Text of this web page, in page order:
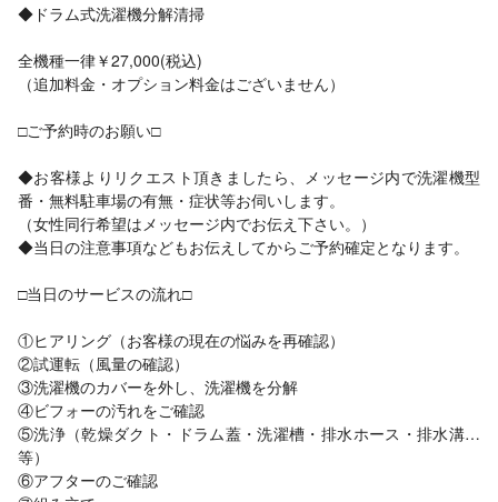
◆ドラム式洗濯機分解清掃
全機種一律￥27,000(税込)
（追加料金・オプション料金はございません）
□ご予約時のお願い□
◆お客様よりリクエスト頂きましたら、メッセージ内で洗濯機型
番・無料駐車場の有無・症状等お伺いします。
（女性同行希望はメッセージ内でお伝え下さい。）
◆当日の注意事項などもお伝えしてからご予約確定となります。
□当日のサービスの流れ□
①ヒアリング（お客様の現在の悩みを再確認）
②試運転（風量の確認）
③洗濯機のカバーを外し、洗濯機を分解
④ビフォーの汚れをご確認
⑤洗浄（乾燥ダクト・ドラム蓋・洗濯槽・排水ホース・排水溝…
等）
⑥アフターのご確認